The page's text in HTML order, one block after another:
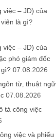
việc – JD) của
là gì?
việc – JD) của
phó giám đốc
gì? 07.08.2026
từ, thuật ngữ
07.08.2026
tả công việc
việc và phiếu